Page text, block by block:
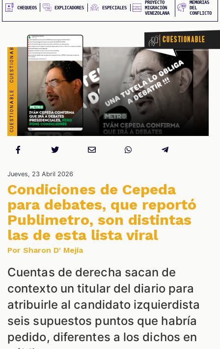
CHEQUEOS EXPLICADORES ESPECIALES
PROYECTO
MIGRACIÓN
VENEZOLANA
MEMORIAS
DEL
CONFLICTO
Cuestionable
Jueves, 23 Abril 2026
Condiciones de Cepeda
para debates, que reportó
Publimetro, son distintas
las de esta lista viral
Por Sharon D' Mejía
Cuentas de derecha sacan de
contexto un titular del diario para
atribuirle al candidato izquierdista
seis supuestos puntos que habría
pedido, diferentes a los dichos en